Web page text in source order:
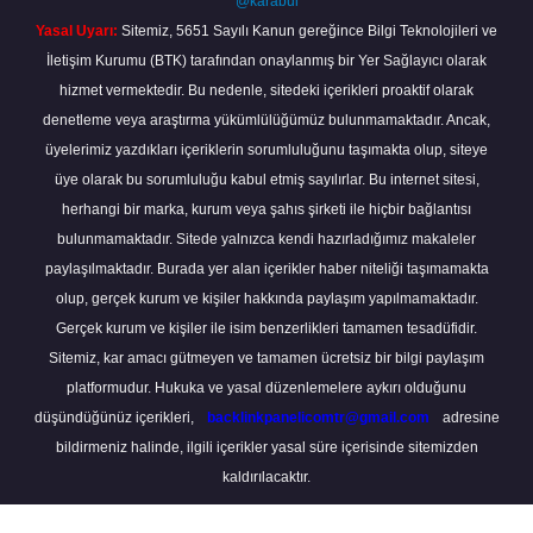
Yasal Uyarı: Sitemiz, 5651 Sayılı Kanun gereğince Bilgi Teknolojileri ve
İletişim Kurumu (BTK) tarafından onaylanmış bir Yer Sağlayıcı olarak
hizmet vermektedir. Bu nedenle, sitedeki içerikleri proaktif olarak
denetleme veya araştırma yükümlülüğümüz bulunmamaktadır. Ancak,
üyelerimiz yazdıkları içeriklerin sorumluluğunu taşımakta olup, siteye
üye olarak bu sorumluluğu kabul etmiş sayılırlar. Bu internet sitesi,
herhangi bir marka, kurum veya şahıs şirketi ile hiçbir bağlantısı
bulunmamaktadır. Sitede yalnızca kendi hazırladığımız makaleler
paylaşılmaktadır. Burada yer alan içerikler haber niteliği taşımamakta
olup, gerçek kurum ve kişiler hakkında paylaşım yapılmamaktadır.
Gerçek kurum ve kişiler ile isim benzerlikleri tamamen tesadüfidir.
Sitemiz, kar amacı gütmeyen ve tamamen ücretsiz bir bilgi paylaşım
platformudur. Hukuka ve yasal düzenlemelere aykırı olduğunu
düşündüğünüz içerikleri,
backlinkpanelicomtr@gmail.com
adresine
bildirmeniz halinde, ilgili içerikler yasal süre içerisinde sitemizden
kaldırılacaktır.